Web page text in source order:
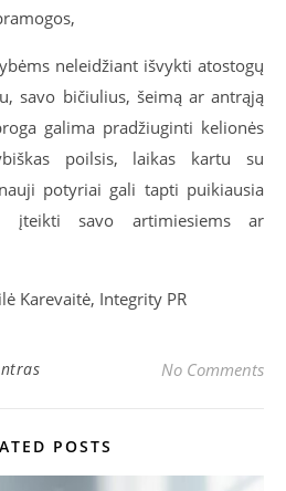
neleidžiant išvykti atostogų
savo bičiulius, šeimą ar antrąją
galima pradžiuginti kelionės
poilsis, laikas kartu su
potyriai gali tapti puikiausia
įteikti savo artimiesiems ar
Karevaitė, Integrity PR
No Comments
POSTS